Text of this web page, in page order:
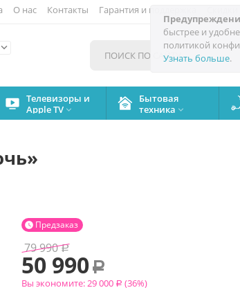
быстрее и
политикой
Узнать больше.
О нас Контакты Гарантия и поддержка

Телевизоры и
Apple TV 
Бытовая
техника 
Предзаказ

79 990 Р
50 990 Р
Вы экономите:29 000 Р (36%)